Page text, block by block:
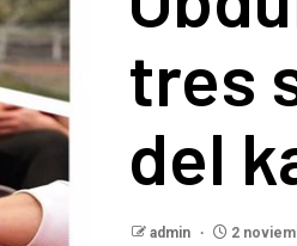
tres
del
admin 2